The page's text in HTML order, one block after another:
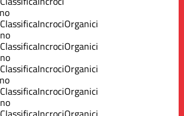
ClassificaIncrociOrganici
ClassificaIncrociOrganici
ClassificaIncrociOrganici
ClassificaIncrociOrganici